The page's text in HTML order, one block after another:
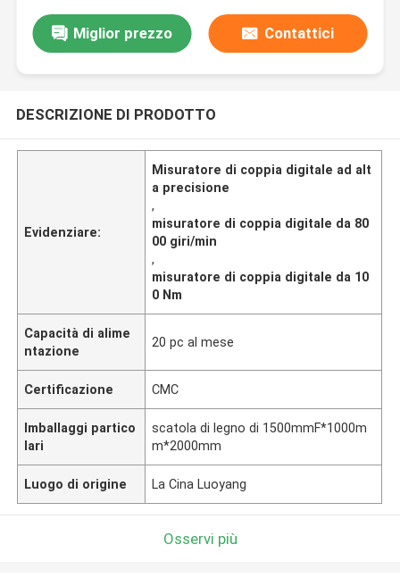
Miglior prezzo Contattici
DESCRIZIONE DI PRODOTTO
Evidenziare:
Misuratore di coppia digitale ad alt
a precisione
,
misuratore di coppia digitale da 80
00 giri/min
,
misuratore di coppia digitale da 10
0 Nm
Capacità di alime
ntazione
20 pc al mese
Certificazione CMC
Imballaggi partico
lari
scatola di legno di 1500mmF*1000m
m*2000mm
Luogo di origine La Cina Luoyang
Osservi più